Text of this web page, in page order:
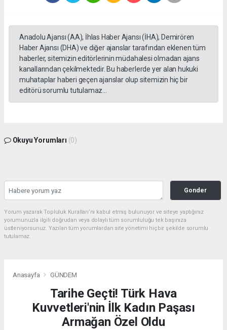
Anadolu Ajansı (AA), İhlas Haber Ajansı (İHA), Demirören
Haber Ajansı (DHA) ve diğer ajanslar tarafından eklenen tüm
haberler, sitemizin editörlerinin müdahalesi olmadan ajans
kanallarından çekilmektedir. Bu haberlerde yer alan hukuki
muhataplar haberi geçen ajanslar olup sitemizin hiç bir
editörü sorumlu tutulamaz...
Okuyu Yorumları (0)
Gonder
Yorum yazarak Topluluk Kuralları’nı kabul etmiş bulunuyor ve siteye yaptığınız
yorumunuzla ilgili doğrudan veya dolaylı tüm sorumluluğu tek başınıza
üstleniyorsunuz. Yazılan tüm yorumlardan site yönetimi hiçbir şekilde sorumlu
tutulamaz.
Anasayfa GÜNDEM
Tarihe Geçti! Türk Hava
Kuvvetleri'nin İlk Kadın Paşası
Armağan Özel Oldu